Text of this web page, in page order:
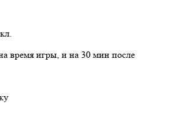
время игры, и на 30 мин после